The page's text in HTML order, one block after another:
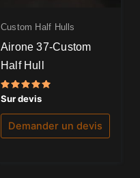
Custom Half Hulls
Airone 37-Custom
Half Hull
Note
5.00
sur 5
Sur devis
Demander un devis